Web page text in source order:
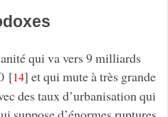
qui va vers 9 milliards
[14] et qui mute à très grande
des taux d’urbanisation qui